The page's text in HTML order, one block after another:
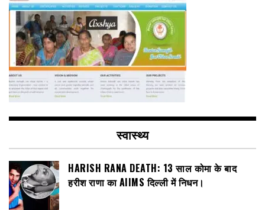
स्वास्थ्य
HARISH RANA DEATH: 13 साल कोमा के बाद
हरीश राणा का AIIMS दिल्ली में निधन।